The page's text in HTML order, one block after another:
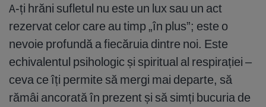
A-ți hrăni sufletul nu este un lux sau un act
rezervat celor care au timp „în plus”; este o
nevoie profundă a fiecăruia dintre noi. Este
echivalentul psihologic și spiritual al respirației –
ceva ce îți permite să mergi mai departe, să
rămâi ancorată în prezent și să simți bucuria de